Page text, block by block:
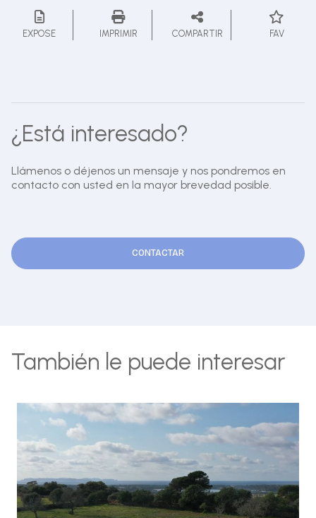
EXPOSE IMPRIMIR COMPARTIR FAV
¿Está interesado?
Llámenos o déjenos un mensaje y nos pondremos en
contacto con usted en la mayor brevedad posible.
CONTACTAR
También le puede interesar